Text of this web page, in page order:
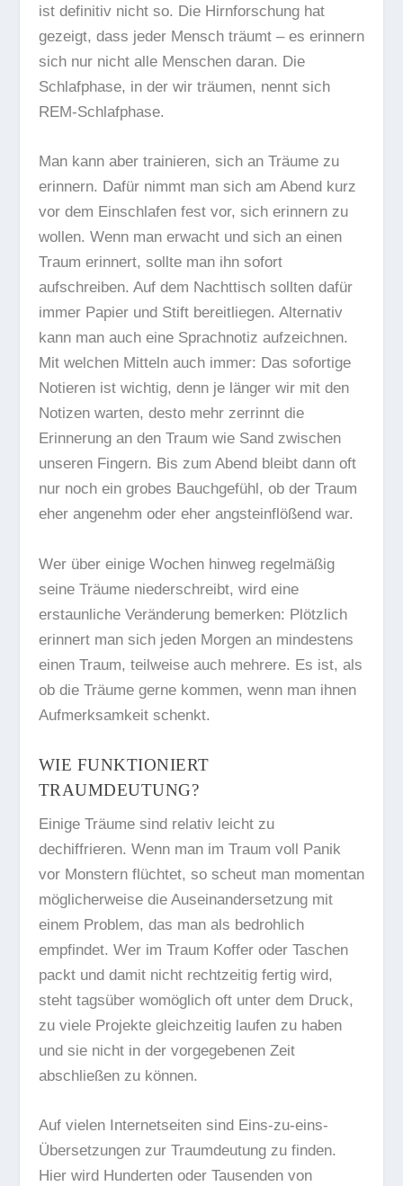
ist definitiv nicht so. Die Hirnforschung hat
gezeigt, dass jeder Mensch träumt– es erinnern
sich nur nicht alle Menschen daran. Die
Schlafphase, in der wir träumen, nennt sich
REM-Schlafphase.
Man kann aber trainieren, sich an Träume zu
erinnern. Dafür nimmt man sich am Abend kurz
vor dem Einschlafen fest vor, sich erinnern zu
wollen. Wenn man erwacht und sich an einen
Traum erinnert, sollte man ihn sofort
aufschreiben. Auf dem Nachttisch sollten dafür
immer Papier und Stift bereitliegen. Alternativ
kann man auch eine Sprachnotiz aufzeichnen.
Mit welchen Mitteln auch immer: Das sofortige
Notieren ist wichtig, denn je länger wir mit den
Notizen warten, desto mehr zerrinnt die
Erinnerung an den Traum wie Sand zwischen
unseren Fingern. Bis zum Abend bleibt dann oft
nur noch ein grobes Bauchgefühl, ob der Traum
eher angenehm oder eher angsteinflößend war.
Wer über einige Wochen hinweg regelmäßig
seine Träume niederschreibt, wird eine
erstaunliche Veränderung bemerken: Plötzlich
erinnert man sich jeden Morgen an mindestens
einen Traum, teilweise auch mehrere. Es ist, als
ob die Träume gerne kommen, wenn man ihnen
Aufmerksamkeit schenkt.
WIE FUNKTIONIERT
TRAUMDEUTUNG?
Einige Träume sind relativ leicht zu
dechiffrieren. Wenn man im Traum voll Panik
vor Monstern flüchtet, so scheut man momentan
möglicherweise die Auseinandersetzung mit
einem Problem, das man als bedrohlich
empfindet. Wer im Traum Koffer oder Taschen
packt und damit nicht rechtzeitig fertig wird,
steht tagsüber womöglich oft unter dem Druck,
zu viele Projekte gleichzeitig laufen zu haben
und sie nicht in der vorgegebenen Zeit
abschließen zu können.
Auf vielen Internetseiten sind Eins-zu-eins-
Übersetzungenzur Traumdeutung zu finden.
Hier wird Hunderten oder Tausenden von